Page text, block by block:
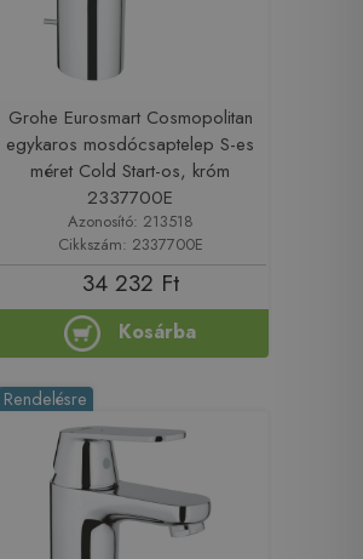
Grohe Eurosmart Cosmopolitan
egykaros mosdócsaptelep S-es
méret Cold Start-os, króm
2337700E
Azonosító: 213518
Cikkszám: 2337700E
34 232 Ft
Kosárba
Rendelésre